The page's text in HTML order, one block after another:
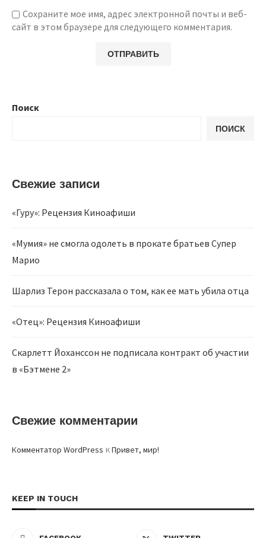
Сохраните мое имя, адрес электронной почты и веб-
сайт в этом браузере для следующего комментария.
Поиск
ПОИСК
Свежие записи
«Гуру»: Рецензия Киноафиши
«Мумия» не смогла одолеть в прокате братьев Супер
Марио
Шарлиз Терон рассказала о том, как ее мать убила отца
«Отец»: Рецензия Киноафиши
Скарлетт Йоханссон не подписала контракт об участии
в «Бэтмене 2»
Свежие комментарии
Комментатор WordPress кПривет, мир!
KEEP IN TOUCH